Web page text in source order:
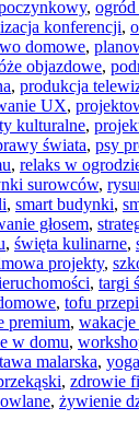
, ogród
konferencji,
domowe,
objazdowe,
, produkcja
UX,
kulturalne,
świata, psy
, relaks w
surowców,
, smart budynki,
głosem,
, święta kulinarne,
projekty,
, targi
, tofu
premium,
w domu,
malarska,
, zdrowie
, żywienie